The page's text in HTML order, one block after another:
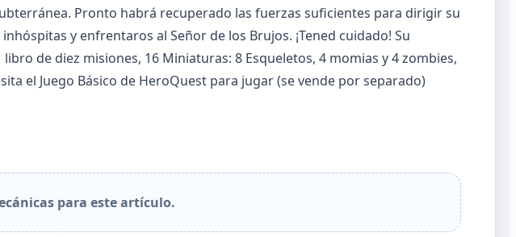
Pronto habrá recuperado las fuerzas suficientes para dirigir su
y enfrentaros al Señor de los Brujos. ¡Tened cuidado! Su
de diez misiones, 16 Miniaturas: 8 Esqueletos, 4 momias y 4 zombies,
el Juego Básico de HeroQuest para jugar (se vende por separado)
para este artículo.